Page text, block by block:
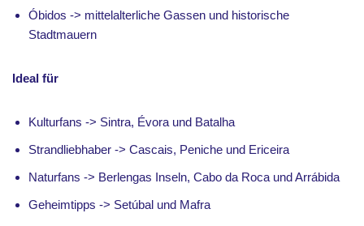
Óbidos -> mittelalterliche Gassen und historische
Stadtmauern
Ideal für
Kulturfans -> Sintra, Évora und Batalha
Strandliebhaber -> Cascais, Peniche und Ericeira
Naturfans -> Berlengas Inseln, Cabo da Roca und Arrábida
Geheimtipps -> Setúbal und Mafra